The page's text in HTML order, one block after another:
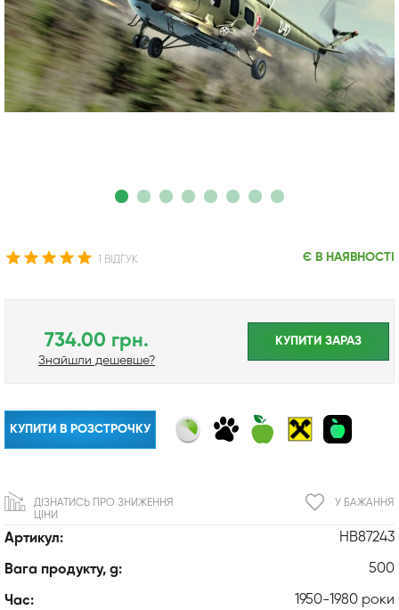
1 ВІДГУК Є В НАЯВНОСТІ
Артикул: HB87243
Вага продукту, g: 500
Час: 1950-1980 роки
734.00 грн.
Знайшли дешевше?
КУПИТИ ЗАРАЗ
КУПИТИ В РОЗСТРОЧКУ
У БАЖАННЯ
ДІЗНАТИСЬ ПРО ЗНИЖЕННЯ
ЦІНИ